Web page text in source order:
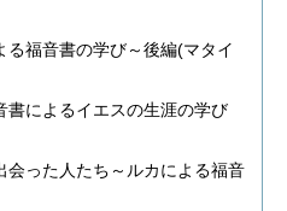
る福音書の学び～後編(マタイ
書によるイエスの生涯の学び
会った人たち～ルカによる福音